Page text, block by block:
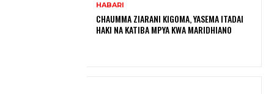
HABARI
CHAUMMA ZIARANI KIGOMA, YASEMA ITADAI
HAKI NA KATIBA MPYA KWA MARIDHIANO